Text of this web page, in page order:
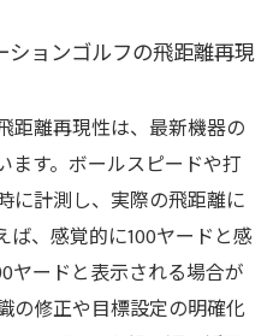
ョンゴルフの飛距離再現
距離再現性は、最新機器の
ます。ボールスピードや打
に計測し、実際の飛距離に
ば、感覚的に100ヤードと感
ヤードと表示される場合が
の修正や目標設定の明確化